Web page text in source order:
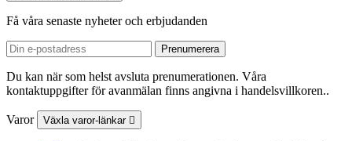
Få våra senaste nyheter och erbjudanden
Du kan när som helst avsluta prenumerationen. Våra
kontaktuppgifter för avanmälan finns angivna i handelsvillkoren..
Varor Växla varor-länkar 